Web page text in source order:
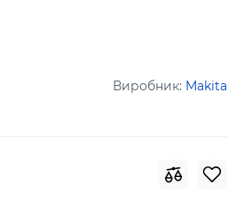
Виробник: Makita